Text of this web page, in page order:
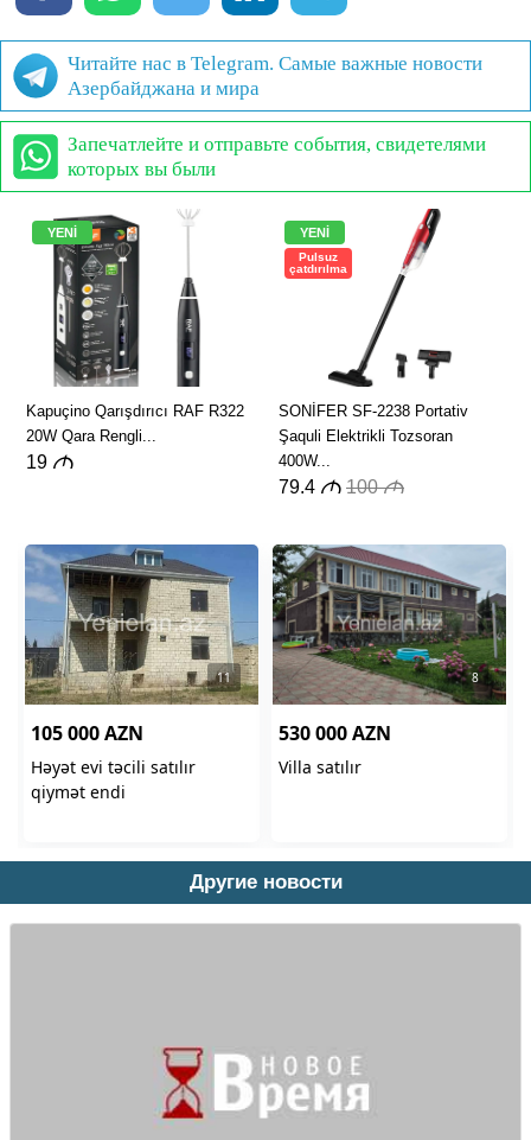
Читайте нас в Telegram. Самые важные новости
Азербайджана и мира
Запечатлейте и отправьте события, свидетелями
которых вы были
Другие новости